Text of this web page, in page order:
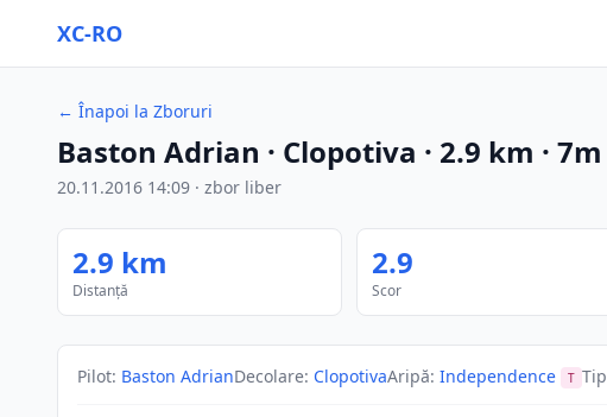
XC-RO
← Înapoi la Zboruri
Baston Adrian · Clopotiva · 2.9 km · 7m
20.11.2016 14:09 · zbor liber
2.9 km
Distanță
2.9
Scor
Pilot: Baston AdrianDecolare: ClopotivaAripă: Independence T Tip